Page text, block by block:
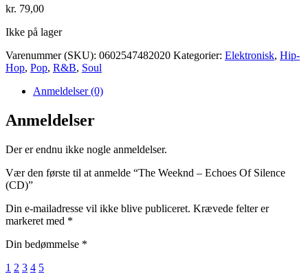
kr. 79,00
Ikke på lager
Varenummer (SKU): 0602547482020 Kategorier: Elektronisk, Hip-
Hop, Pop, R&B, Soul
Anmeldelser (0)
Anmeldelser
Der er endnu ikke nogle anmeldelser.
Vær den første til at anmelde “The Weeknd – Echoes Of Silence
(CD)”
Din e-mailadresse vil ikke blive publiceret. Krævede felter er
markeret med *
Din bedømmelse *
1 2 3 4 5